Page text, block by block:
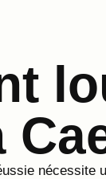
nécessite